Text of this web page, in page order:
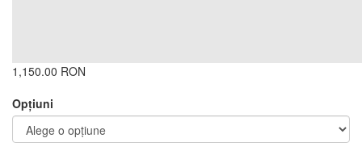
1,150.00 RON
Opţiuni